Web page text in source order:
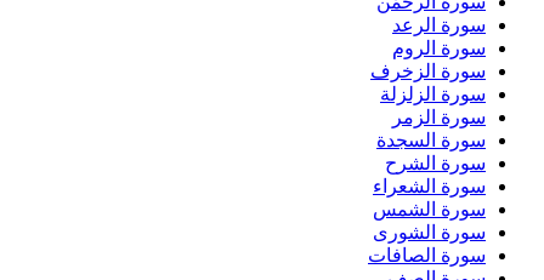
سورة الرعد
سورة الروم
سورة الزخرف
سورة الزلزلة
سورة الزمر
سورة السجدة
سورة الشرح
سورة الشعراء
سورة الشمس
سورة الشورى
سورة الصافات